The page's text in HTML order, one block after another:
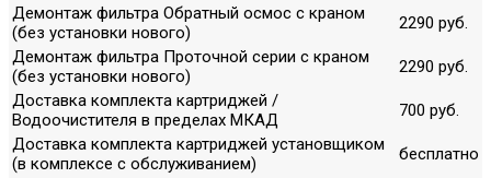
Демонтаж фильтра Обратный осмос с краном
(без установки нового)
2290 руб.
Демонтаж фильтра Проточной серии с краном
(без установки нового)
2290 руб.
Доставка комплекта картриджей /
Водоочистителя в пределах МКАД
700 руб.
Доставка комплекта картриджей установщиком
(в комплексе с обслуживанием)
бесплатно